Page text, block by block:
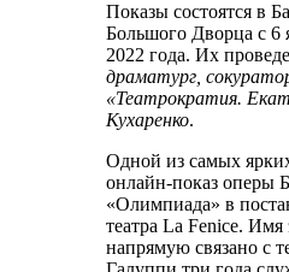
Показы состоятся в
Большого Дворца с 6
2022 года. Их
драматург,
«Театрократия.
Кухаренко.
Одной из самых
онлайн-показ оперы
«Олимпиада» в
театра La Fenice. Имя
напрямую связано с